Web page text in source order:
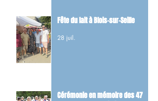
Fête du lait à Blois-sur-Seille
28 juil.
Cérémonie en mémoire des 47